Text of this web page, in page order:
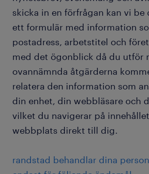
skicka in en förfrågan kan vi be
ett formulär med information
postadress, arbetstitel och
med det ögonblick då du utför
ovannämnda åtgärderna
relatera den information som
din enhet, din webbläsare och
vilket du navigerar på
webbplats direkt till dig.
randstad behandlar dina